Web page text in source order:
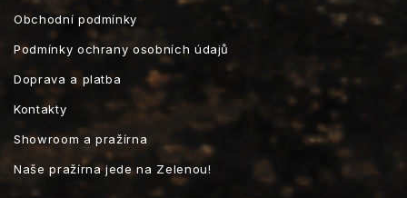
Obchodní podmínky
Podmínky ochrany osobních údajů
Doprava a platba
Kontakty
Showroom a pražírna
Naše pražírna jede na Zelenou!